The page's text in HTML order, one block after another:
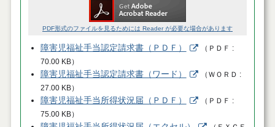
PDF形式のファイルを見るためには Reader が必要な場合があります
障害児福祉手当認定請求書（ＰＤＦ） （ ＰＤＦ
70.00 KB）
障害児福祉手当認定請求書（ワード） （ ＷＯＲＤ
27.00 KB）
障害児福祉手当所得状況届（ＰＤＦ） （ ＰＤＦ
75.00 KB）